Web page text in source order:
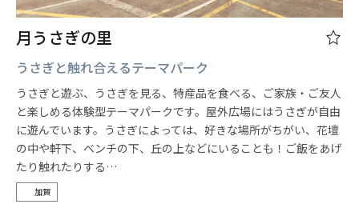
月うさぎの里
うさぎと触れ合えるテーマパーク
うさぎと遊ぶ、うさぎを見る、特産品を食べる、ご家族・ご友人
と楽しめる体験型テーマパークです。屋外広場にはうさぎが自由
に遊んでいます。うさぎによっては、好きな場所がちがい、花壇
の中や軒下、ベンチの下、丘の上などにいることも！ご飯をあげ
たり触れたりする…
加賀